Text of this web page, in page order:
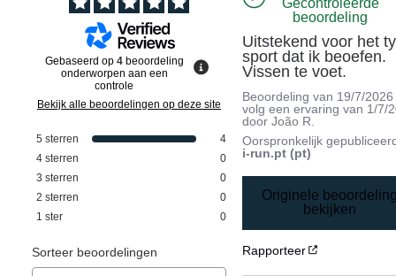
Gebaseerd op 4 beoordeling
onderworpen aan een
controle
Bekijk alle beoordelingen op deze site
5 sterren
4
4 sterren
0
3 sterren
0
2 sterren
0
1 ster 0
Sorteer beoordelingen
Gecontroleerde
beoordeling
Uitstekend voor het
sport dat ik beoefen.
Vissen te voet.
Beoordeling van 19/7/2026
volg een ervaring van 1/7/
doorJoão R.
Oorspronkelijk
i-run.pt (pt)
Originele
bekijken
Rapporteer